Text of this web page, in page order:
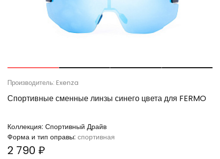
Производитель: Exenza
Спортивные сменные линзы синего цвета для FERMO
Коллекция: Спортивный Драйв
Форма и тип оправы: спортивная
2 790 ₽